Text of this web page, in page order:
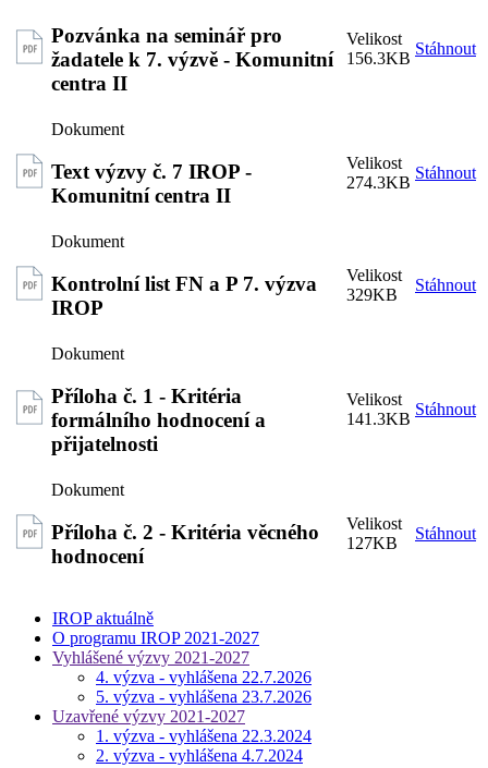
Pozvánka na seminář pro
žadatele k 7. výzvě - Komunitní
centra II
156.3KB
Stáhnout
Text výzvy č. 7 IROP -
Komunitní centra II
274.3KB
Stáhnout
Kontrolní list FN a P 7. výzva
IROP
329KB
Stáhnout
Příloha č. 1 - Kritéria
formálního hodnocení a
přijatelnosti
141.3KB
Stáhnout
Příloha č. 2 - Kritéria věcného
hodnocení
127KB
Stáhnout
IROP aktuálně
O programu IROP 2021-2027
Vyhlášené výzvy 2021-2027
4. výzva - vyhlášena 22.7.2026
5. výzva - vyhlášena 23.7.2026
Uzavřené výzvy 2021-2027
1. výzva - vyhlášena 22.3.2024
2. výzva - vyhlášena 4.7.2024